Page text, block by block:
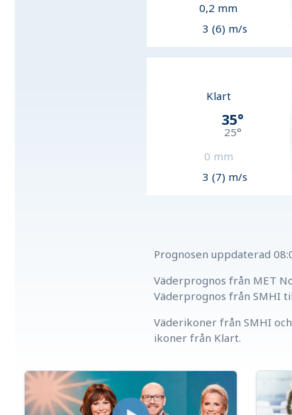
0,2 mm
3 (6) m/s
Klart
35°
25°
0 mm
3 (7) m/s
Prognosen uppdaterad
Väderprognos från MET
Väderprognos från SMHI
Väderikoner från SMHI
ikoner från Klart.